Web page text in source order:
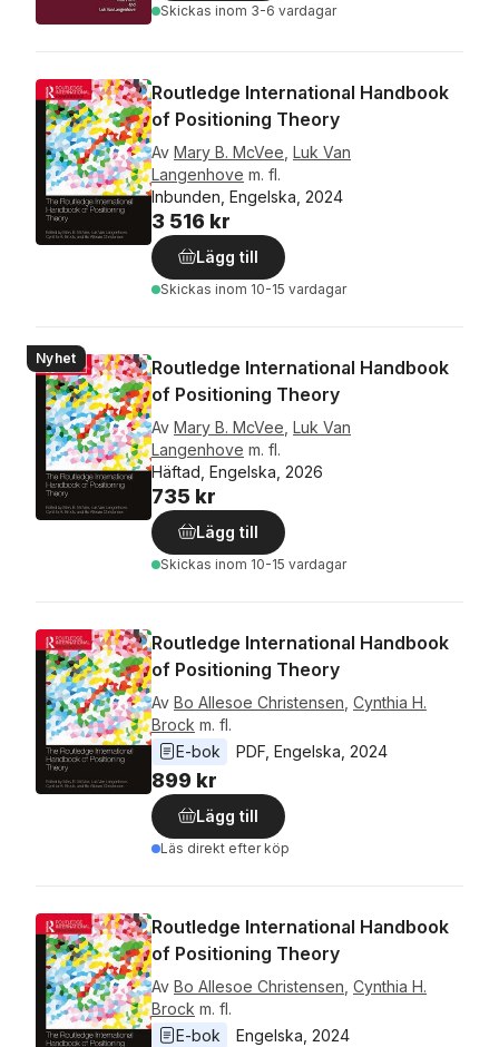
Skickas inom 3-6 vardagar
Routledge International Handbook
of Positioning Theory
Av Mary B. McVee Luk Van
Langenhove m. fl.
Inbunden, Engelska, 2024
3 516 kr
Lägg till
Skickas inom 10-15 vardagar
Nyhet
Routledge International Handbook
of Positioning Theory
Av Mary B. McVee Luk Van
Langenhove m. fl.
Häftad, Engelska, 2026
735 kr
Lägg till
Skickas inom 10-15 vardagar
Routledge International Handbook
of Positioning Theory
Av Bo Allesoe Christensen Cynthia H.
Brock m. fl.
E-bok
PDF Engelska 2024
899 kr
Lägg till
Läs direkt efter köp
Routledge International Handbook
of Positioning Theory
Av Bo Allesoe Christensen Cynthia H.
Brock m. fl.
E-bok
Engelska 2024